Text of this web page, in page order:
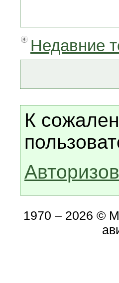
Недавние
К
1970 – 2026 ©